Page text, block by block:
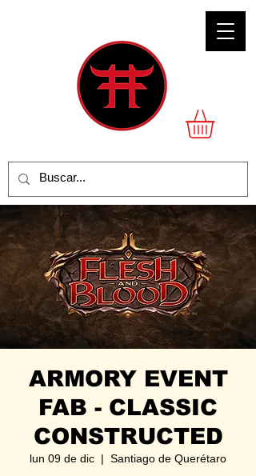
ARMORY EVENT
FAB - CLASSIC
CONSTRUCTED
lun 09 de dic
  |
Santiago de Querétaro